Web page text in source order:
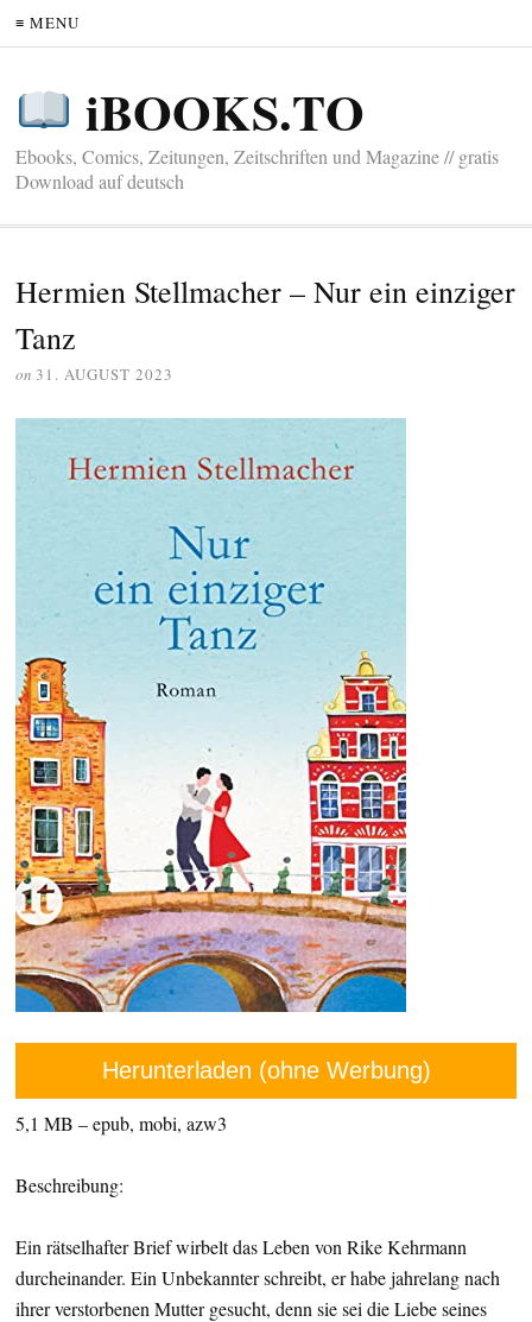
≡ MENU
iBOOKS.TO
Ebooks, Comics, Zeitungen, Zeitschriften und Magazine // gratis
Download auf deutsch
Hermien Stellmacher – Nur ein einziger
Tanz
on 31. AUGUST 2023
Herunterladen (ohne Werbung)
5,1 MB – epub, mobi, azw3
Beschreibung:
Ein rätselhafter Brief wirbelt das Leben von Rike Kehrmann
durcheinander. Ein Unbekannter schreibt, er habe jahrelang nach
ihrer verstorbenen Mutter gesucht, denn sie sei die Liebe seines